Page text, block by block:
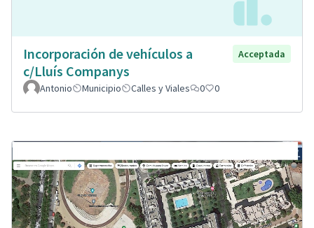
Incorporación de vehículos a
c/Lluís Companys
Acceptada
Antonio Municipio Calles y Viales 0 0